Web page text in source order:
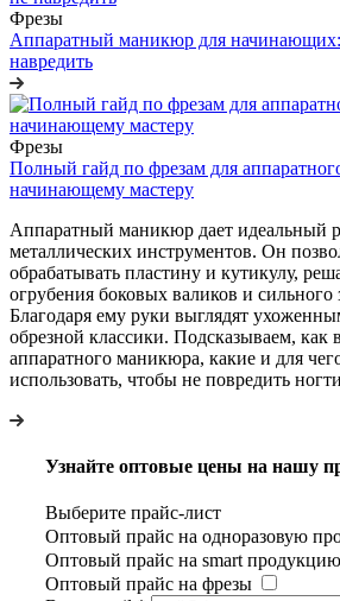
Фрезы
Аппаратный маникюр для начинающих:
навредить
Фрезы
Полный гайд по фрезам для
начинающему мастеру
Аппаратный маникюр дает идеальный
металлических инструментов. Он
обрабатывать пластину и кутикулу,
огрубения боковых валиков и сильного
Благодаря ему руки выглядят
обрезной классики. Подсказываем, как
аппаратного маникюра, какие и для
использовать, чтобы не повредить
Узнайте оптовые цены на нашу
Выберите прайс-лист
Оптовый прайс на одноразовую
Оптовый прайс на smart продукцию
Оптовый прайс на фрезы